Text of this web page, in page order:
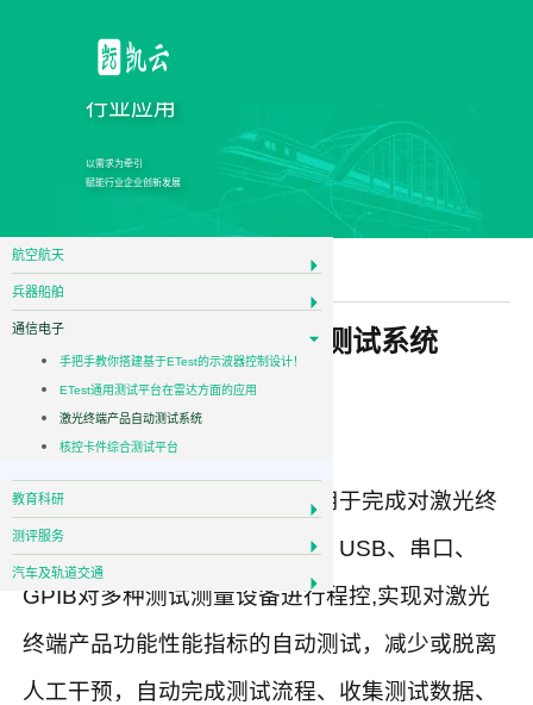
行业应用
以需求为牵引
赋能行业企业创新发展
航空航天
兵器船舶
通信电子
手把手教你搭建基于ETest的示波器控制设计！
ETest通用测试平台在雷达方面的应用
激光终端产品自动测试系统
核控卡件综合测试平台
教育科研
测评服务
汽车及轨道交通
通信电子
激光终端产品自动测试系统
系统简介
激光终端自动化测试系统主要用于完成对激光终
端产品的测试工作，基于LAN、 USB、串口、
GPIB对多种测试测量设备进行程控,实现对激光
终端产品功能性能指标的自动测试，减少或脱离
人工干预，自动完成测试流程、收集测试数据、